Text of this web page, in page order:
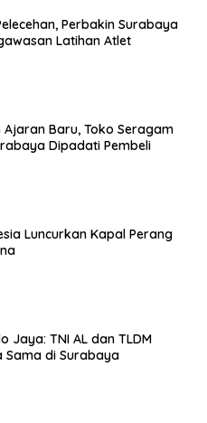
Perbakin Surabaya
Latihan Atlet
Ajaran Baru, Toko Seragam
Dipadati Pembeli
Luncurkan Kapal Perang
Jaya: TNI AL dan TLDM
Sama di Surabaya